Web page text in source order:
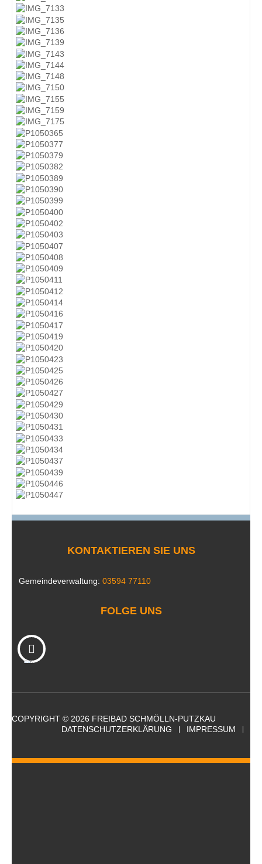
KONTAKTIEREN SIE UNS
Gemeindeverwaltung: 03594 77110
FOLGE UNS
COPYRIGHT © 2026 FREIBAD SCHMÖLLN-PUTZKAU
DATENSCHUTZERKLÄRUNG
IMPRESSUM